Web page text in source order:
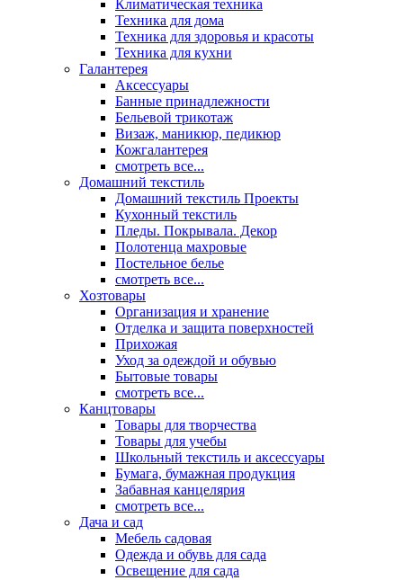
Климатическая техника
Техника для дома
Техника для здоровья и красоты
Техника для кухни
Галантерея
Аксессуары
Банные принадлежности
Бельевой трикотаж
Визаж, маникюр, педикюр
Кожгалантерея
смотреть все...
Домашний текстиль
Домашний текстиль Проекты
Кухонный текстиль
Пледы. Покрывала. Декор
Полотенца махровые
Постельное белье
смотреть все...
Хозтовары
Организация и хранение
Отделка и защита поверхностей
Прихожая
Уход за одеждой и обувью
Бытовые товары
смотреть все...
Канцтовары
Товары для творчества
Товары для учебы
Школьный текстиль и аксессуары
Бумага, бумажная продукция
Забавная канцелярия
смотреть все...
Дача и сад
Мебель садовая
Одежда и обувь для сада
Освещение для сада